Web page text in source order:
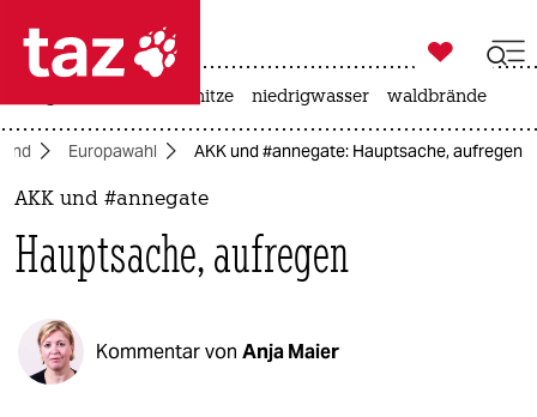
 taz zahl ich
taz zahl ich
politik
öko
gesellschaft

taz zahl ich
hitze niedrigwasser waldbrände
Europawahl AKK und #annegate: Hauptsache, aufregen
AKK und #annegate
Hauptsache, aufregen
Kommentar von Anja Maier